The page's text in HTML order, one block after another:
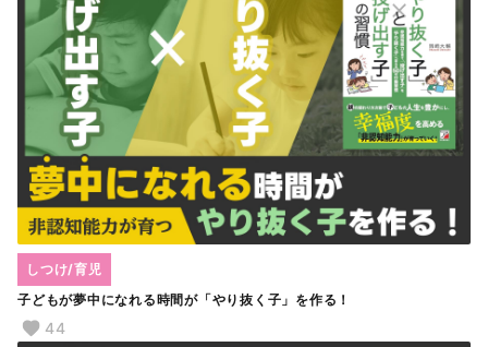
子どもが夢中になれる時間が「やり抜く子」を作る！
しつけ/育児
44